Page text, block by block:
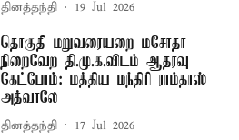
தினத்தந்தி 19 Jul 2026
தொகுதி மறுவரையறை மசோதா
நிறைவேற தி.மு.க.விடம் ஆதரவு
கேட்போம்: மத்திய மந்திரி ராம்தாஸ்
அத்வாலே
தினத்தந்தி 17 Jul 2026